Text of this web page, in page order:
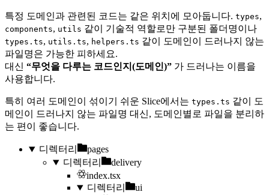
특정 도메인과 관련된 코드는 같은 위치에 모아둡니다. types,
components, utils 같이 기술적 역할로만 구분된 폴더명이나
types.ts, utils.ts, helpers.ts 같이 도메인이 드러나지 않는
파일명은 가능한 피하세요.
대신 “무엇을 다루는 코드인지(도메인)” 가 드러나는 이름을
사용합니다.
특히 여러 도메인이 섞이기 쉬운 Slice에서는 types.ts 같이 도
메인이 드러나지 않는 파일명 대신, 도메인별로 파일을 분리하
는 편이 좋습니다.
디렉터리
pages
디렉터리
delivery
index.tsx
디렉터리
ui